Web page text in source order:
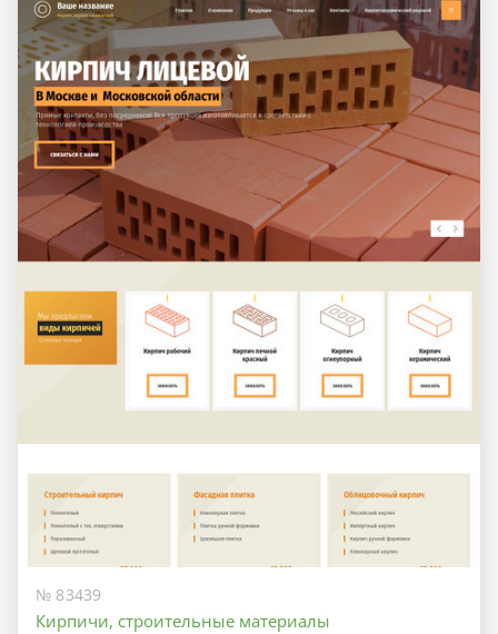
№ 83439
Кирпичи, строительные материалы